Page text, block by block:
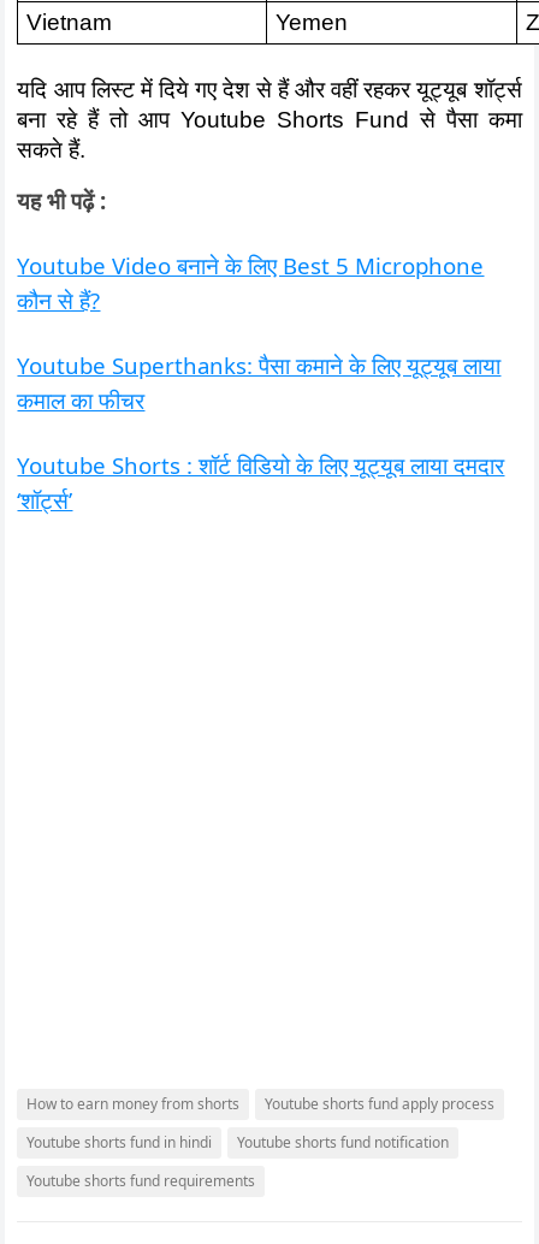
Vietnam
Yemen
यदि आप लिस्ट में दिये गए देश से हैं और वहीं रहकर यूट्यूब शॉर्ट्स
बना रहे हैं तो आप Youtube Shorts Fund से पैसा कमा
सकते हैं.
यह भी पढ़ें :
Youtube Video बनाने के लिए Best 5 Microphone
कौन से हैं?
Youtube Superthanks: पैसा कमाने के लिए यूट्यूब लाया
कमाल का फीचर
Youtube Shorts : शॉर्ट विडियो के लिए यूट्यूब लाया दमदार
‘शॉर्ट्स’
How to earn money from shorts
Youtube shorts fund apply process
Youtube shorts fund in hindi
Youtube shorts fund notification
Youtube shorts fund requirements